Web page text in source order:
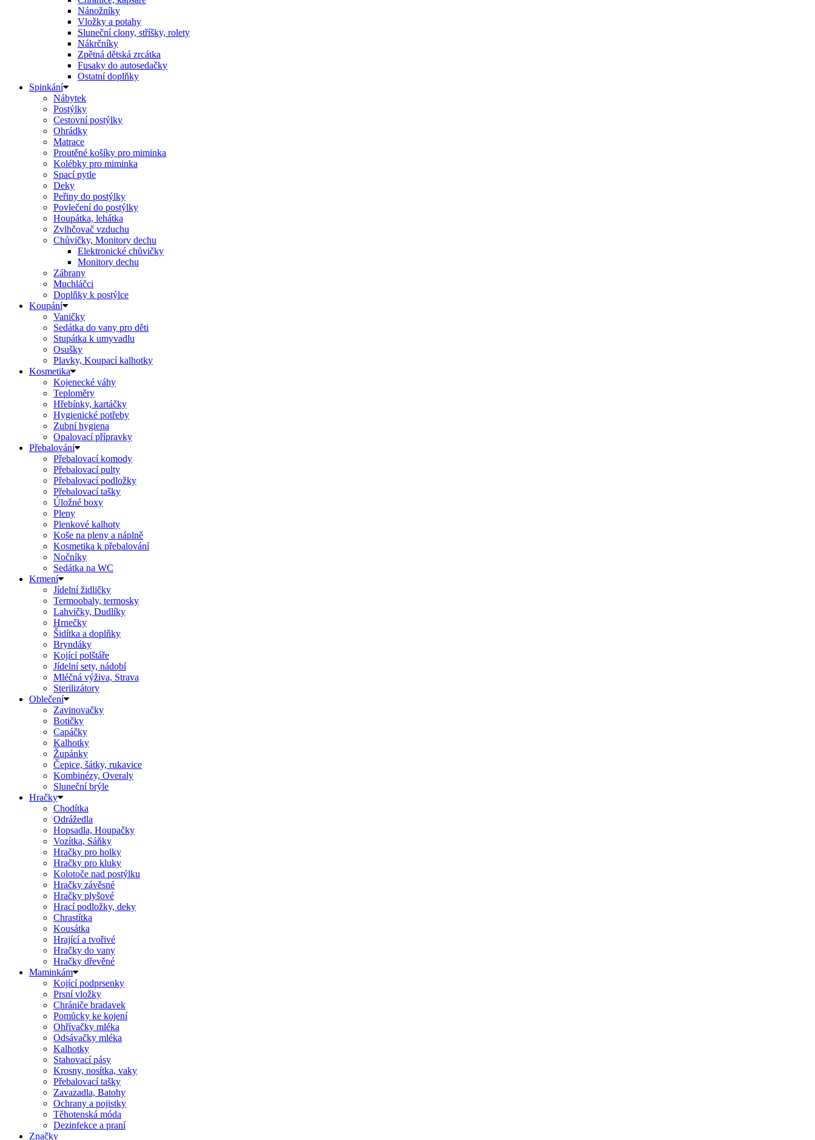
Nánožníky
Vložky a potahy
Sluneční clony, stříšky, rolety
Nákrčníky
Zpětná dětská zrcátka
Fusaky do autosedačky
Ostatní doplňky
Spinkání
Nábytek
Postýlky
Cestovní postýlky
Ohrádky
Matrace
Proutěné košíky pro miminka
Kolébky pro miminka
Spací pytle
Deky
Peřiny do postýlky
Povlečení do postýlky
Houpátka, lehátka
Zvlhčovač vzduchu
Chůvičky, Monitory dechu
Elektronické chůvičky
Monitory dechu
Zábrany
Muchláčci
Doplňky k postýlce
Koupání
Vaničky
Sedátka do vany pro děti
Stupátka k umyvadlu
Osušky
Plavky, Koupací kalhotky
Kosmetika
Kojenecké váhy
Teploměry
Hřebínky, kartáčky
Hygienické potřeby
Zubní hygiena
Opalovací přípravky
Přebalování
Přebalovací komody
Přebalovací pulty
Přebalovací podložky
Přebalovací tašky
Úložné boxy
Pleny
Plenkové kalhoty
Koše na pleny a náplně
Kosmetika k přebalování
Nočníky
Sedátka na WC
Krmení
Jídelní židličky
Termoobaly, termosky
Lahvičky, Dudlíky
Hrnečky
Šidítka a doplňky
Bryndáky
Kojící polštáře
Jídelní sety, nádobí
Mléčná výživa, Strava
Sterilizátory
Oblečení
Zavinovačky
Botičky
Capáčky
Kalhotky
Župánky
Čepice, šátky, rukavice
Kombinézy, Overaly
Sluneční brýle
Hračky
Chodítka
Odrážedla
Hopsadla, Houpačky
Vozítka, Sáňky
Hračky pro holky
Hračky pro kluky
Kolotoče nad postýlku
Hračky závěsné
Hračky plyšové
Hrací podložky, deky
Chrastítka
Kousátka
Hrající a tvořivé
Hračky do vany
Hračky dřevěné
Maminkám
Kojící podprsenky
Prsní vložky
Chrániče bradavek
Pomůcky ke kojení
Ohřívačky mléka
Odsávačky mléka
Kalhotky
Stahovací pásy
Krosny, nosítka, vaky
Přebalovací tašky
Zavazadla, Batohy
Ochrany a pojistky
Těhotenská móda
Dezinfekce a praní
Značky